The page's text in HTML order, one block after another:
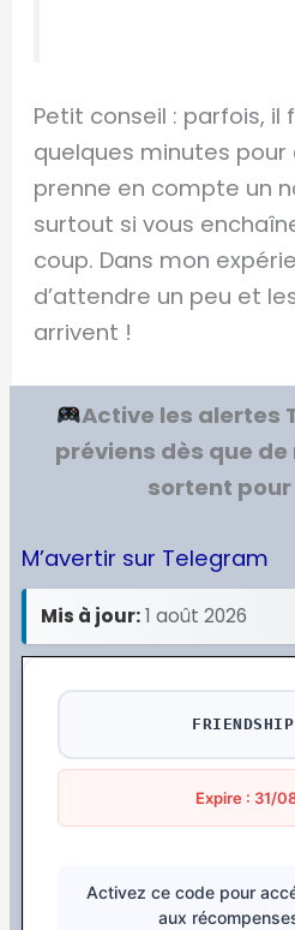
Petit conseil : parfois,
quelques minutes
prenne en compte un
surtout si vous
coup. Dans mon
d’attendre un peu et
arrivent !
Active les alertes
préviens dès que
sortent pour
M’avertir sur Telegram
Mis à jour:1 août 2026
FRIENDSHIP
Expire : 31/
Activez ce code pour
aux